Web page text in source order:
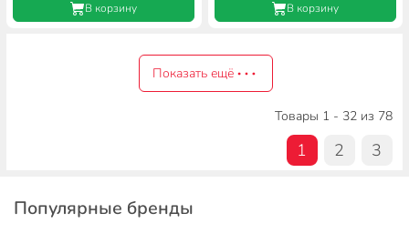
В корзину В корзину
Показать ещё
Товары 1 - 32 из 78
1 2 3
Популярные бренды